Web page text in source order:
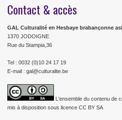
Contact & accès
GAL Culturalité en Hesbaye brabançonne
1370 JODOIGNE
Rue du Stampia,36
Tel : 0032 (0)10 24 17 19
E-mail : gal@culturalite.be
L'ensemble du contenu de
mis à disposition sous licence CC BY SA